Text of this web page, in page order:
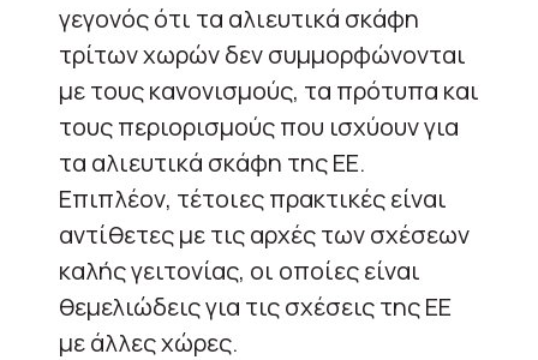
γεγονός ότι τα αλιευτικά σκάφη
τρίτων χωρών δεν συμμορφώνονται
με τους κανονισμούς, τα πρότυπα και
τους περιορισμούς που ισχύουν για
τα αλιευτικά σκάφη της ΕΕ.
Επιπλέον, τέτοιες πρακτικές είναι
αντίθετες με τις αρχές των σχέσεων
καλής γειτονίας, οι οποίες είναι
θεμελιώδεις για τις σχέσεις της ΕΕ
με άλλες χώρες.